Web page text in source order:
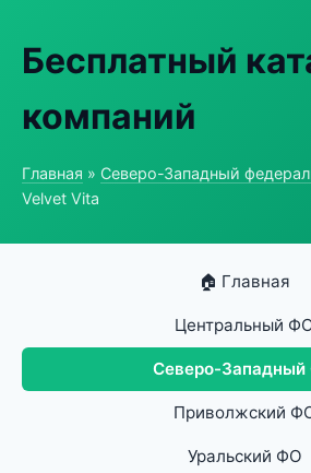
Бесплатный
компаний
Главная » Северо-Западный
Velvet Vita
🏠 Главная
Центральный
Северо-
Приволжский
Уральский ФО